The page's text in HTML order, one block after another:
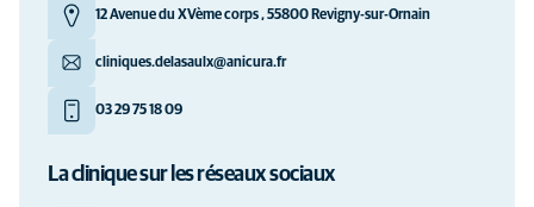
12 Avenue du XVème corps , 55800 Revigny-sur-Ornain
cliniques.delasaulx@anicura.fr
03 29 75 18 09
La clinique sur les réseaux sociaux